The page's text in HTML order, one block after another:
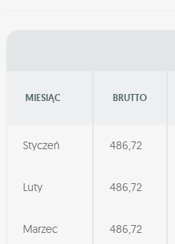
MIESIĄC BRUTTO
Styczeń 486,72
Luty 486,72
Marzec 486,72